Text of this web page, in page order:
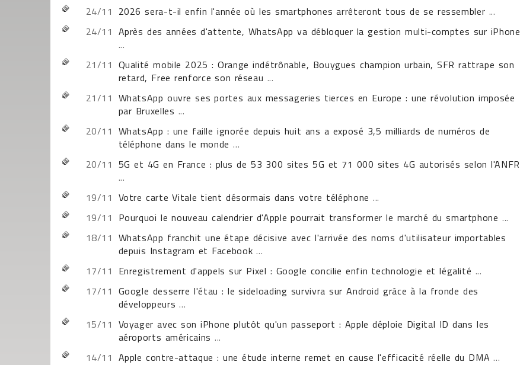
24/11 2026 sera-t-il enfin l'année où les smartphones arrêteront tous de se ressembler ...
24/11 Après des années d'attente, WhatsApp va débloquer la gestion multi-comptes sur iPhone
...
21/11 Qualité mobile 2025 : Orange indétrônable, Bouygues champion urbain, SFR rattrape son
retard, Free renforce son réseau ...
21/11 WhatsApp ouvre ses portes aux messageries tierces en Europe : une révolution imposée
par Bruxelles ...
20/11 WhatsApp : une faille ignorée depuis huit ans a exposé 3,5 milliards de numéros de
téléphone dans le monde ...
20/11 5G et 4G en France : plus de 53 300 sites 5G et 71 000 sites 4G autorisés selon l'ANFR
...
19/11 Votre carte Vitale tient désormais dans votre téléphone ...
19/11 Pourquoi le nouveau calendrier d'Apple pourrait transformer le marché du smartphone ...
18/11 WhatsApp franchit une étape décisive avec l'arrivée des noms d'utilisateur importables
depuis Instagram et Facebook ...
17/11 Enregistrement d'appels sur Pixel : Google concilie enfin technologie et légalité ...
17/11 Google desserre l'étau : le sideloading survivra sur Android grâce à la fronde des
développeurs ...
15/11 Voyager avec son iPhone plutôt qu'un passeport : Apple déploie Digital ID dans les
aéroports américains ...
14/11 Apple contre-attaque : une étude interne remet en cause l'efficacité réelle du DMA ...